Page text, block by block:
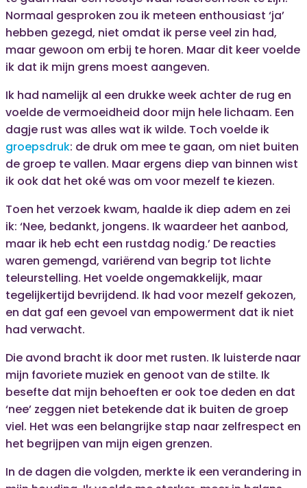
Normaal gesproken zou ik meteen enthousiast ‘ja’
hebben gezegd, niet omdat ik perse veel zin had,
maar gewoon om erbij te horen. Maar dit keer voelde
ik dat ik mijn grens moest aangeven.
Ik had namelijk al een drukke week achter de rug en
voelde de vermoeidheid door mijn hele lichaam. Een
dagje rust was alles wat ik wilde. Toch voelde ik
groepsdruk: de druk om mee te gaan, om niet buiten
de groep te vallen. Maar ergens diep van binnen wist
ik ook dat het oké was om voor mezelf te kiezen.
Toen het verzoek kwam, haalde ik diep adem en zei
ik: ‘Nee, bedankt, jongens. Ik waardeer het aanbod,
maar ik heb echt een rustdag nodig.’ De reacties
waren gemengd, variërend van begrip tot lichte
teleurstelling. Het voelde ongemakkelijk, maar
tegelijkertijd bevrijdend. Ik had voor mezelf gekozen,
en dat gaf een gevoel van empowerment dat ik niet
had verwacht.
Die avond bracht ik door met rusten. Ik luisterde naar
mijn favoriete muziek en genoot van de stilte. Ik
besefte dat mijn behoeften er ook toe deden en dat
‘nee’ zeggen niet betekende dat ik buiten de groep
viel. Het was een belangrijke stap naar zelfrespect en
het begrijpen van mijn eigen grenzen.
In de dagen die volgden, merkte ik een verandering in